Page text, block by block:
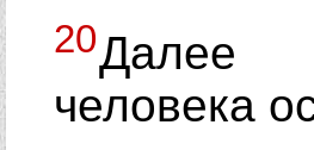
20Далее
человека